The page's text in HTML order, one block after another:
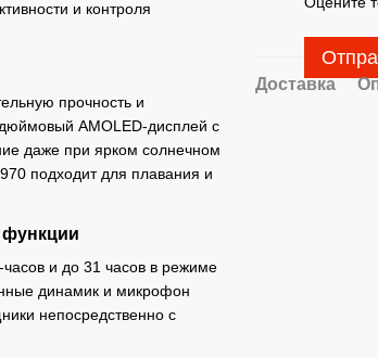
и контроля
прочность и
AMOLED-дисплей с
даже при ярком солнечном
подходит для плавания и
функции
и до 31 часов в режиме
динамик и микрофон
непосредственно с
Доставка